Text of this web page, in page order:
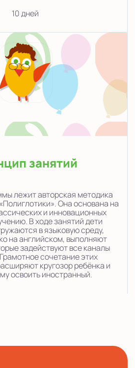
10 дней
занятий
лежит авторская методика
Она основана на
и инновационных
В ходе занятий дети
в языковую среду,
на английском, выполняют
задействуют все каналы
сочетание этих
кругозор ребёнка и
освоить иностранный.